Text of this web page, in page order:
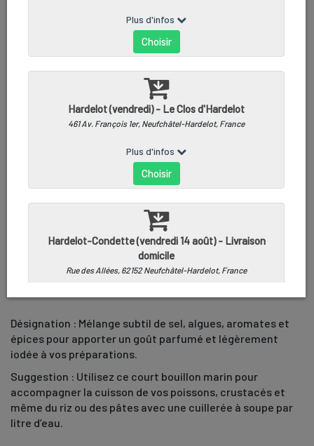
COURT-BOUILLON MARIN - 100G
Désignation : Mélange subtil de sel, algues, aromates et
épices pour apporter un goût parfumé et légèrement
iodée à vos préparations.
Suggestion : Utilisez ce court bouillon marin pour
accompagner la cuisson de vos poissons, crustacés et
même du riz ou des pâtes avec une cuillerée à soupe par
litre d’eau.